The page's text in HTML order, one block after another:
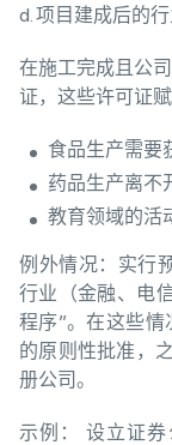
d. 项目建成后的
在施工完成且公
证，这些许可证
食品生产需要
药品生产离不
教育领域的活
例外情况：实行
行业（金融、电
程序”。在这些
的原则性批准，
册公司。
示例： 设立证